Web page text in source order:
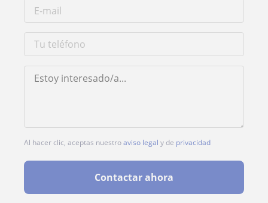
Al hacer clic, aceptas nuestroaviso legal y de privacidad
Contactar ahora